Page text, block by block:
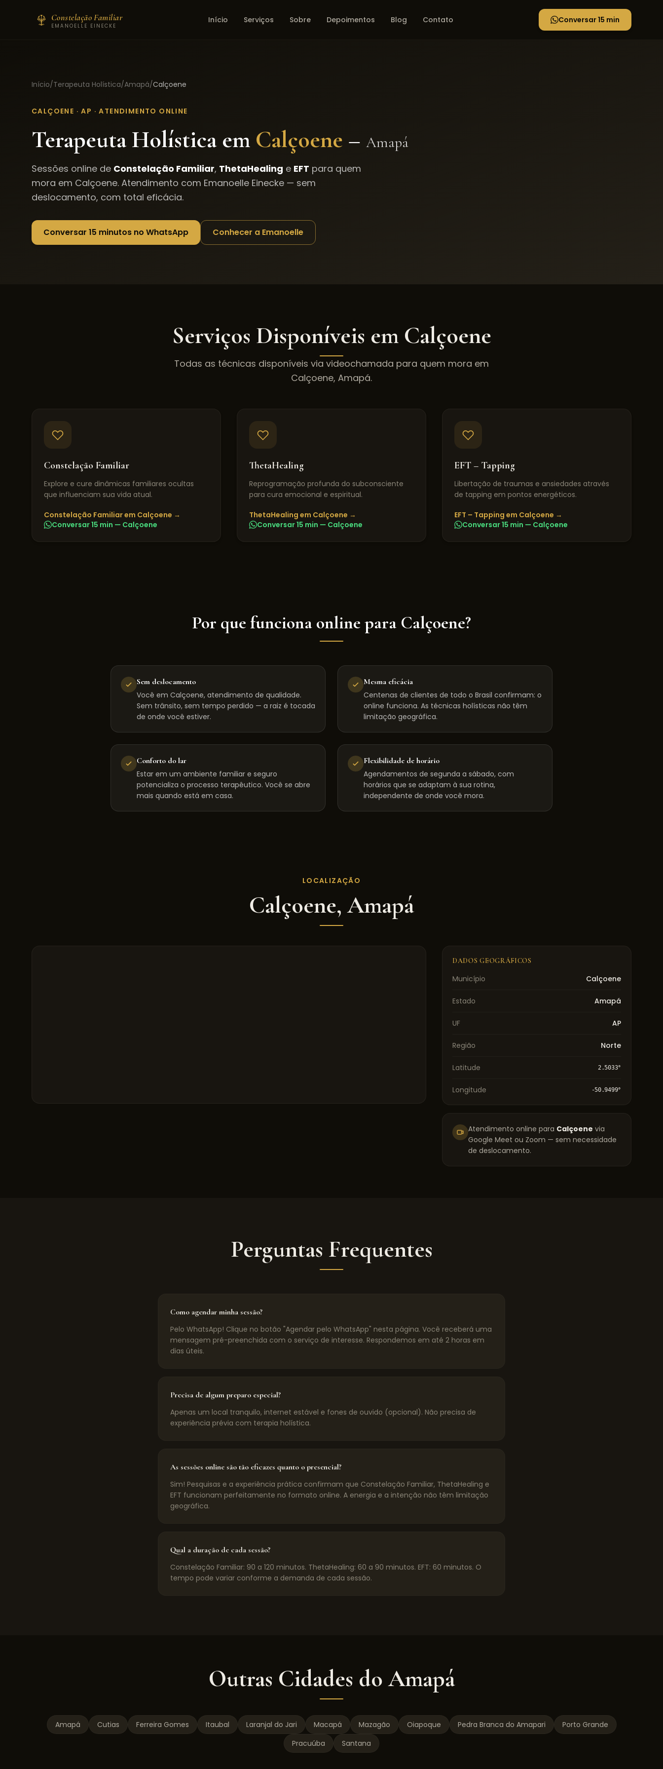
Constelação Familiar
EMANOELLE EINECKE
Início Serviços Sobre Depoimentos Blog Contato Conversar 15 min
Início/Terapeuta Holística/Amapá/Calçoene
CALÇOENE ·AP · ATENDIMENTO ONLINE
Terapeuta Holística em Calçoene – Amapá
Sessões online de Constelação Familiar, ThetaHealing e EFT para quem
mora em Calçoene. Atendimento com Emanoelle Einecke — sem
deslocamento, com total eficácia.
Conversar 15 minutos no WhatsApp Conhecer a Emanoelle
Serviços Disponíveis em Calçoene
Todas as técnicas disponíveis via videochamada para quem mora em
Calçoene, Amapá.
Constelação Familiar
Explore e cure dinâmicas familiares ocultas
que influenciam sua vida atual.
Constelação Familiarem Calçoene →
Conversar 15 min — Calçoene
ThetaHealing
Reprogramação profunda do subconsciente
para cura emocional e espiritual.
ThetaHealing em Calçoene →
Conversar 15 min — Calçoene
EFT – Tapping
Libertação de traumas e ansiedades através
de tapping em pontos energéticos.
EFT – Tapping em Calçoene →
Conversar 15 min — Calçoene
Por que funciona online para Calçoene?
Sem deslocamento
Você em Calçoene, atendimento de qualidade.
Sem trânsito, sem tempo perdido — a raiz é tocada
de onde você estiver.
Mesma eficácia
Centenas de clientes de todo o Brasil confirmam: o
online funciona. As técnicas holísticas não têm
limitação geográfica.
Conforto do lar
Estar em um ambiente familiar e seguro
potencializa o processo terapêutico. Você se abre
mais quando está em casa.
Flexibilidade de horário
Agendamentos de segunda a sábado, com
horários que se adaptam à sua rotina,
independente de onde você mora.
LOCALIZAÇÃO
Calçoene,Amapá
DADOS GEOGRÁFICOS
Município Calçoene
Estado Amapá
UF AP
Região Norte
Latitude 2.5033°
Longitude -50.9499°
Atendimento online para Calçoene via
Google Meet ou Zoom — sem necessidade
de deslocamento.
Perguntas Frequentes
Como agendar minha sessão?
Pelo WhatsApp! Clique no botão "Agendar pelo WhatsApp" nesta página. Você receberá uma
mensagem pré-preenchida com o serviço de interesse. Respondemos em até 2 horas em
dias úteis.
Precisa de algum preparo especial?
Apenas um local tranquilo, internet estável e fones de ouvido (opcional). Não precisa de
experiência prévia com terapia holística.
As sessões online são tão eficazes quanto o presencial?
Sim! Pesquisas e a experiência prática confirmam que Constelação Familiar, ThetaHealing e
EFT funcionam perfeitamente no formato online. A energia e a intenção não têm limitação
geográfica.
Qual a duração de cada sessão?
Constelação Familiar: 90 a 120 minutos. ThetaHealing: 60 a 90 minutos. EFT: 60 minutos. O
tempo pode variar conforme a demanda de cada sessão.
Outras Cidades doAmapá
Amapá Cutias Ferreira Gomes Itaubal Laranjal do Jari Macapá Mazagão Oiapoque Pedra Branca do Amapari
Porto Grande
Pracuúba
Santana